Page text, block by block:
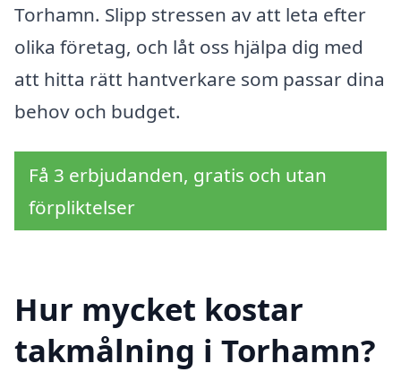
Torhamn. Slipp stressen av att leta efter
olika företag, och låt oss hjälpa dig med
att hitta rätt hantverkare som passar dina
behov och budget.
Få 3 erbjudanden, gratis och utan
förpliktelser
Hur mycket kostar
takmålning i Torhamn?